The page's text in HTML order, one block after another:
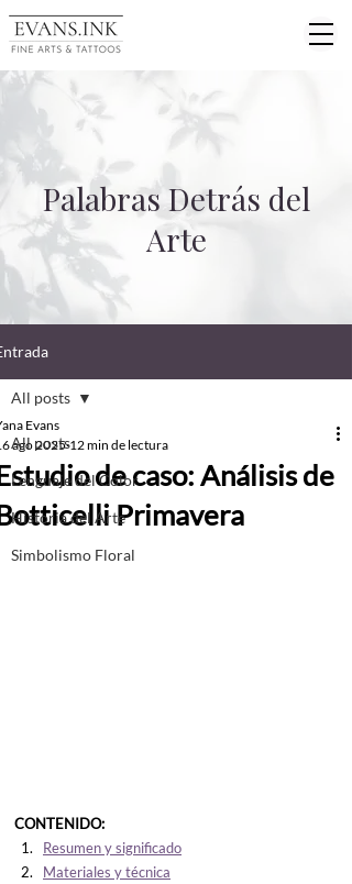
Palabras Detrás del
Arte
All posts
Lenguaje del Color
Historia del Arte
Simbolismo Floral
All posts
de caso: Análisis de
Primavera
Evans
ago 2025 12 min de lectura
CONTENIDO:
Resumen y significado
Materiales y técnica